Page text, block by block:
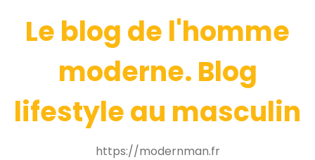
Le blog de l'homme
moderne. Blog
lifestyle au masculin
https://modernman.fr